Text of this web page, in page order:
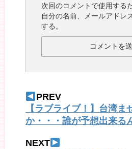
次回のコメントで使用する
自分の名前、メールアドレ
する。
PREV
【ラブライブ！】台湾ま
か・・・誰が予想出来る
NEXT